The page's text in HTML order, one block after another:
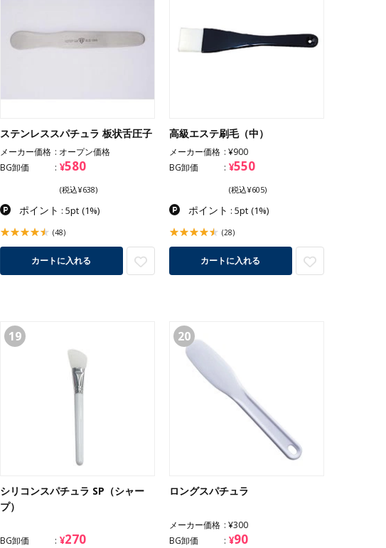
ステンレススパチュラ 板状舌圧子
メーカー価格
オープン価格
BG卸価
¥580
(税込¥638)
ポイント : 5pt (1%)
(48)
カートに入れる
高級エステ刷毛（中）
メーカー価格
¥900
BG卸価
¥550
(税込¥605)
ポイント : 5pt (1%)
(28)
カートに入れる
19
シリコンスパチュラ SP（シャー
プ）
BG卸価 ¥270
20
ロングスパチュラ
メーカー価格
¥300
BG卸価
¥90